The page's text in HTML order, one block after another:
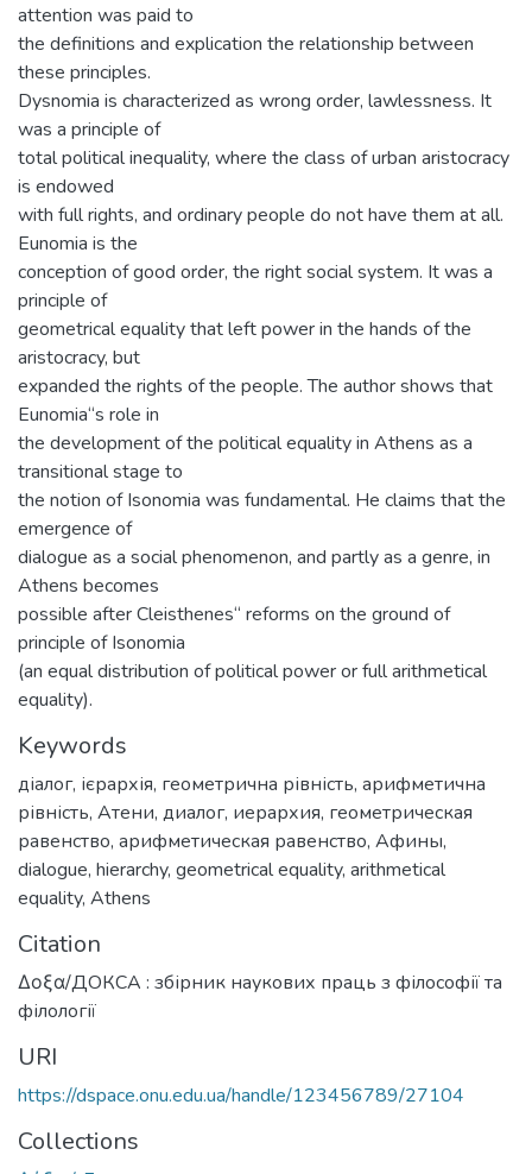
attention was paid to
the definitions and explication the relationship between
these principles.
Dysnomia is characterized as wrong order, lawlessness. It
was a principle of
total political inequality, where the class of urban aristocracy
is endowed
with full rights, and ordinary people do not have them at all.
Eunomia is the
conception of good order, the right social system. It was a
principle of
geometrical equality that left power in the hands of the
aristocracy, but
expanded the rights of the people. The author shows that
Eunomia“s role in
the development of the political equality in Athens as a
transitional stage to
the notion of Isonomia was fundamental. He claims that the
emergence of
dialogue as a social phenomenon, and partly as a genre, in
Athens becomes
possible after Cleisthenes“ reforms on the ground of
principle of Isonomia
(an equal distribution of political power or full arithmetical
equality).
Keywords
діалог, ієрархія, геометрична рівність, арифметична
рівність, Атени, диалог, иерархия, геометрическая
равенство, арифметическая равенство, Афины,
dialogue, hierarchy, geometrical equality, arithmetical
equality, Athens
Citation
Δοξα/ДОКСА : збірник наукових праць з філософії та
філології
URI
https://dspace.onu.edu.ua/handle/123456789/27104
Collections